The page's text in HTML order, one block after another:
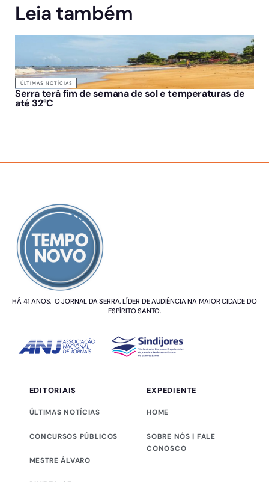
Leia também
ÚLTIMAS NOTÍCIAS
Serra terá fim de semana de sol e temperaturas de
até 32°C
HÁ 41 ANOS, O JORNAL DA SERRA. LÍDER DE AUDIÊNCIA NA MAIOR CIDADE DO
ESPÍRITO SANTO.
EDITORIAIS
ÚLTIMAS NOTÍCIAS
CONCURSOS PÚBLICOS
MESTRE ÁLVARO
EXPEDIENTE
HOME
SOBRE NÓS | FALE
CONOSCO